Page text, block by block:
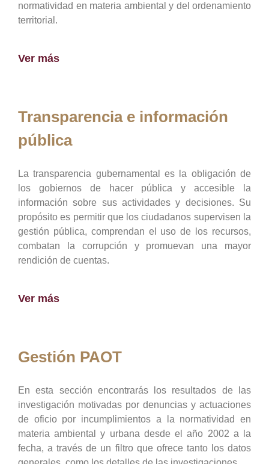
normatividad en materia ambiental y del ordenamiento
territorial.
Ver más
Transparencia e información
pública
La transparencia gubernamental es la obligación de
los gobiernos de hacer pública y accesible la
información sobre sus actividades y decisiones. Su
propósito es permitir que los ciudadanos supervisen la
gestión pública, comprendan el uso de los recursos,
combatan la corrupción y promuevan una mayor
rendición de cuentas.
Ver más
Gestión PAOT
En esta sección encontrarás los resultados de las
investigación motivadas por denuncias y actuaciones
de oficio por incumplimientos a la normatividad en
materia ambiental y urbana desde el año 2002 a la
fecha, a través de un filtro que ofrece tanto los datos